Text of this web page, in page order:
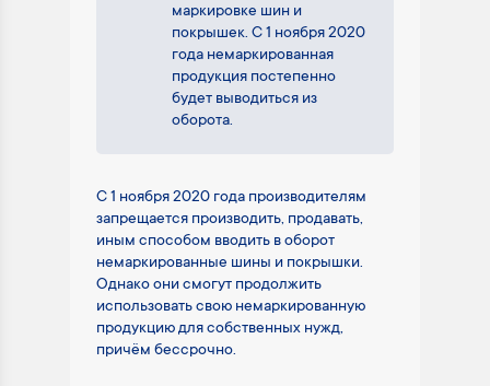
маркировке шин и
покрышек. С 1 ноября 2020
года немаркированная
продукция постепенно
будет выводиться из
оборота.
С 1 ноября 2020 года производителям
запрещается производить, продавать,
иным способом вводить в оборот
немаркированные шины и покрышки.
Однако они смогут продолжить
использовать свою немаркированную
продукцию для собственных нужд,
причём бессрочно.